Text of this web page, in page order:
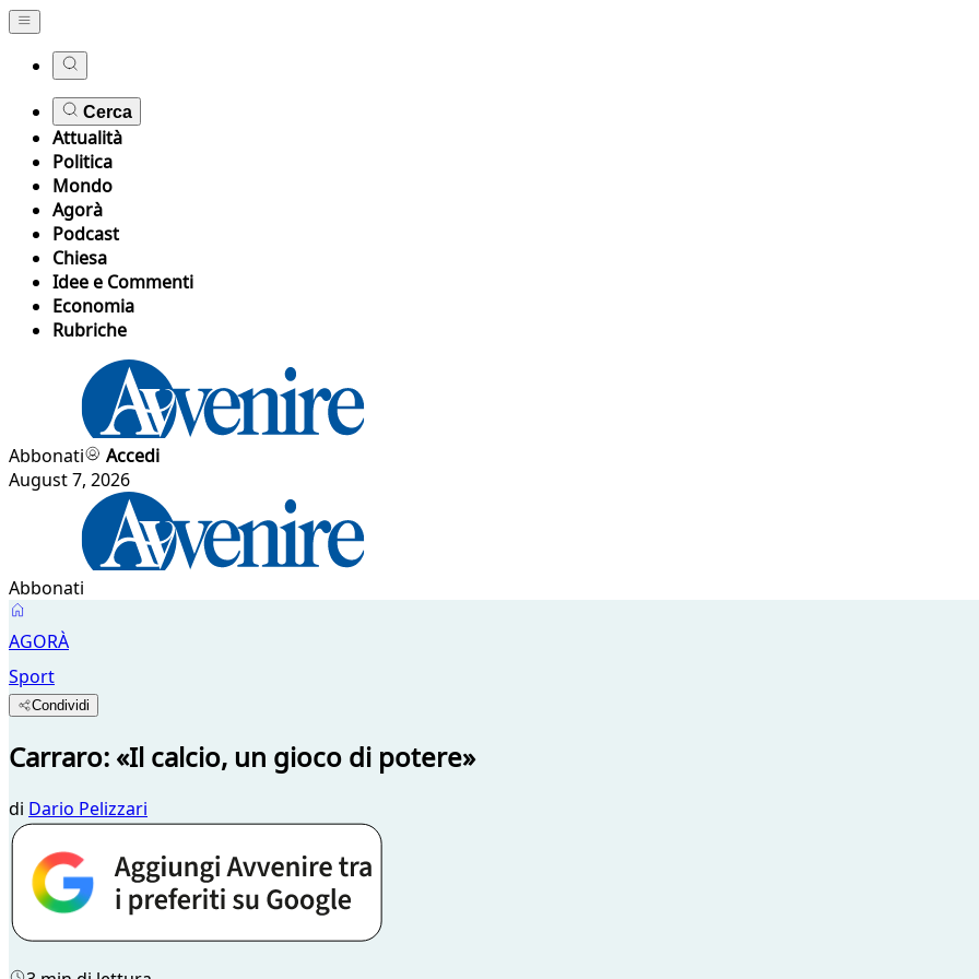
Cerca
Attualità
Politica
Mondo
Agorà
Podcast
Chiesa
Idee e Commenti
Economia
Rubriche
Abbonati
Accedi
August 7, 2026
Abbonati
AGORÀ
Sport
Condividi
Carraro: «Il calcio, un gioco di potere»
di Dario Pelizzari